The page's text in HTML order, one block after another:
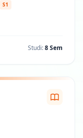
S1
Studi:8 Sem